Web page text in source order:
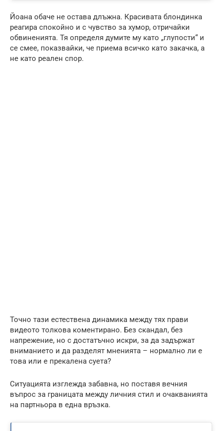
Йоана обаче не остава длъжна. Красивата блондинка
реагира спокойно и с чувство за хумор, отричайки
обвиненията. Тя определя думите му като „глупости“ и
се смее, показвайки, че приема всичко като закачка, а
не като реален спор.
Точно тази естествена динамика между тях прави
видеото толкова коментирано. Без скандал, без
напрежение, но с достатъчно искри, за да задържат
вниманието и да разделят мненията – нормално ли е
това или е прекалена суета?
Ситуацията изглежда забавна, но поставя вечния
въпрос за границата между личния стил и очакванията
на партньора в една връзка.